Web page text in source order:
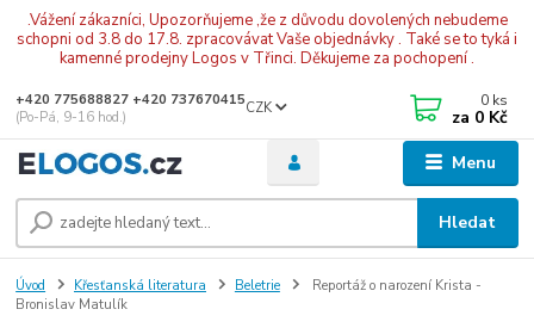
.Vážení zákazníci, Upozorňujeme ,že z důvodu dovolených nebudeme
schopni od 3.8 do 17.8. zpracovávat Vaše objednávky . Také se to tyká i
kamenné prodejny Logos v Třinci. Děkujeme za pochopení .
Menu
CZK
Hledat
+420 775688827 +420 737670415
(Po-Pá, 9-16 hod.)
0 ks
za 0 Kč
Úvod Křesťanská literatura Beletrie
Reportáž o narození Krista -
Bronislav Matulík